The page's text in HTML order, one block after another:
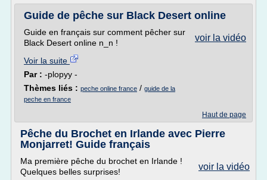
Guide de pêche sur Black Desert online
voir la vidéo
Guide en français sur comment pêcher sur
Black Desert online n_n !
Voir la suite
Par : -plopyy -
Thèmes liés : peche online france / guide de la
peche en france
Haut de page
Pêche du Brochet en Irlande avec Pierre
Monjarret! Guide français
voir la vidéo
Ma première pêche du brochet en Irlande !
Quelques belles surprises!